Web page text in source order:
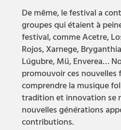
De même, le festival a
groupes qui étaient à
festival, comme Acetre,
Rojos, Xarnege,
Lúgubre, Mü, Enverea…
promouvoir ces nouvelles
comprendre la musique
tradition et innovation se
nouvelles générations
contributions.